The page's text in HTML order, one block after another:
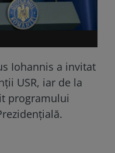
Iohannis a invitat
USR, iar de la
programului